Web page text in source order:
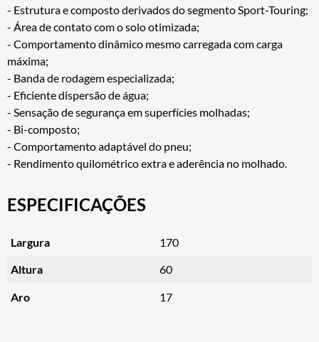
- Estrutura e composto derivados do segmento Sport-Touring;
- Área de contato com o solo otimizada;
- Comportamento dinâmico mesmo carregada com carga
máxima;
- Banda de rodagem especializada;
- Eficiente dispersão de água;
- Sensação de segurança em superfícies molhadas;
- Bi-composto;
- Comportamento adaptável do pneu;
- Rendimento quilométrico extra e aderência no molhado.
ESPECIFICAÇÕES
Largura 170
Altura 60
Aro 17